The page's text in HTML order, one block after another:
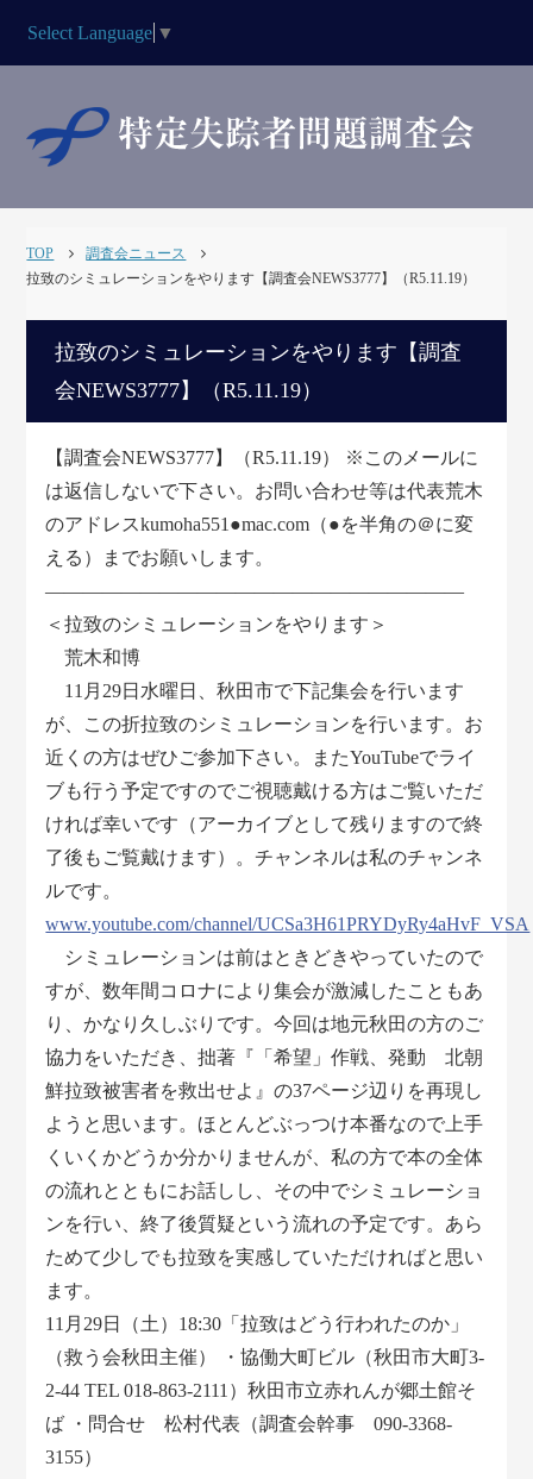
Select Language ▼
TOP
調査会ニュース
拉致のシミュレーションをやります【調査会NEWS3777】（R5.11.19）
拉致のシミュレーションをやります【調査
会NEWS3777】（R5.11.19）
【調査会NEWS3777】（R5.11.19） ※このメールに
は返信しないで下さい。お問い合わせ等は代表荒木
のアドレスkumoha551●mac.com（●を半角の＠に変
える）までお願いします。
――――――――――――――――――――――
＜拉致のシミュレーションをやります＞
荒木和博
11月29日水曜日、秋田市で下記集会を行います
が、この折拉致のシミュレーションを行います。お
近くの方はぜひご参加下さい。またYouTubeでライ
ブも行う予定ですのでご視聴戴ける方はご覧いただ
ければ幸いです（アーカイブとして残りますので終
了後もご覧戴けます）。チャンネルは私のチャンネ
ルです。
www.youtube.com/channel/UCSa3H61PRYDyRy4aHvF_VSA
シミュレーションは前はときどきやっていたので
すが、数年間コロナにより集会が激減したこともあ
り、かなり久しぶりです。今回は地元秋田の方のご
協力をいただき、拙著『「希望」作戦、発動 北朝
鮮拉致被害者を救出せよ』の37ページ辺りを再現し
ようと思います。ほとんどぶっつけ本番なので上手
くいくかどうか分かりませんが、私の方で本の全体
の流れとともにお話しし、その中でシミュレーショ
ンを行い、終了後質疑という流れの予定です。あら
ためて少しでも拉致を実感していただければと思い
ます。
11月29日（土）18:30「拉致はどう行われたのか」
（救う会秋田主催） ・協働大町ビル（秋田市大町3-
2-44 TEL 018-863-2111）秋田市立赤れんが郷土館そ
ば ・問合せ 松村代表（調査会幹事 090-3368-
3155）